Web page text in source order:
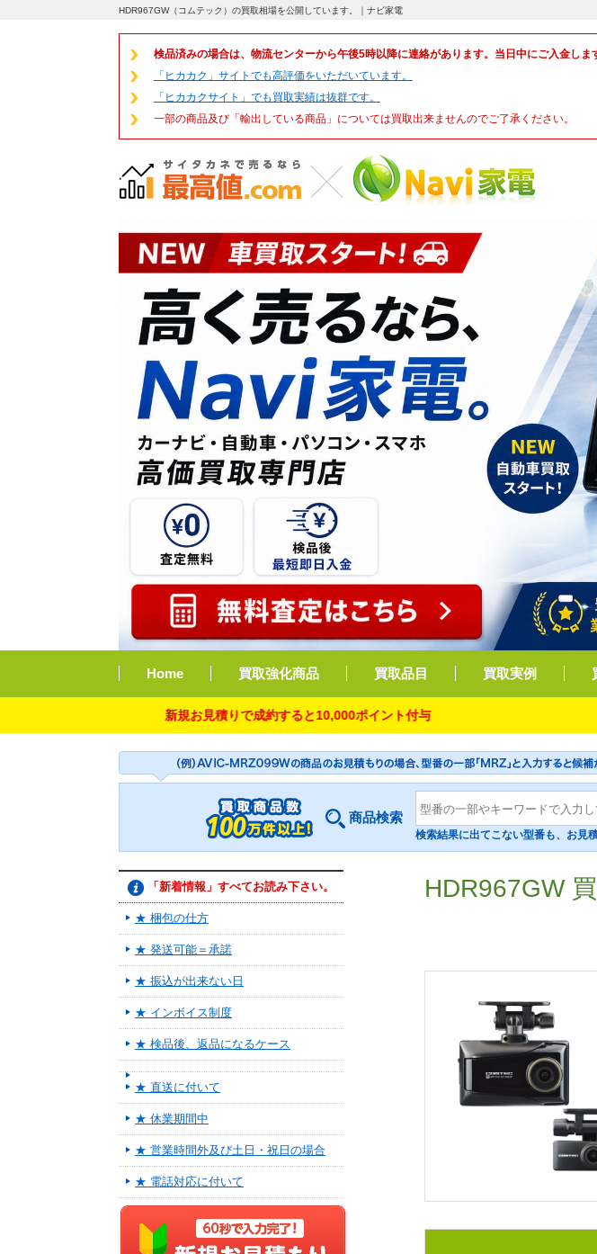
HDR967GW（コムテック）の買取相場を公開しています。｜ナビ家電
検品済みの場合は、物流センターから午後5時以降に連絡があります。当日中にご入金しま
「ヒカカク」サイトでも高評価をいただいています。
「ヒカカクサイト」でも買取実績は抜群です。
一部の商品及び「輸出している商品」については買取出来ませんのでご了承ください。
Home 買取強化商品 買取品目 買取実例
新規お見積りで成約すると10,000ポイント付与 成
商品検索
検索結果に出てこない型番も、お見
HDR967GW
「新着情報」すべてお読み下さい。
★ 梱包の仕方
★ 発送可能＝承諾
★ 振込が出来ない日
★ インボイス制度
★ 検品後、返品になるケース
★ 直送に付いて
★ 休業期間中
★ 営業時間外及び土日・祝日の場合
★ 電話対応に付いて